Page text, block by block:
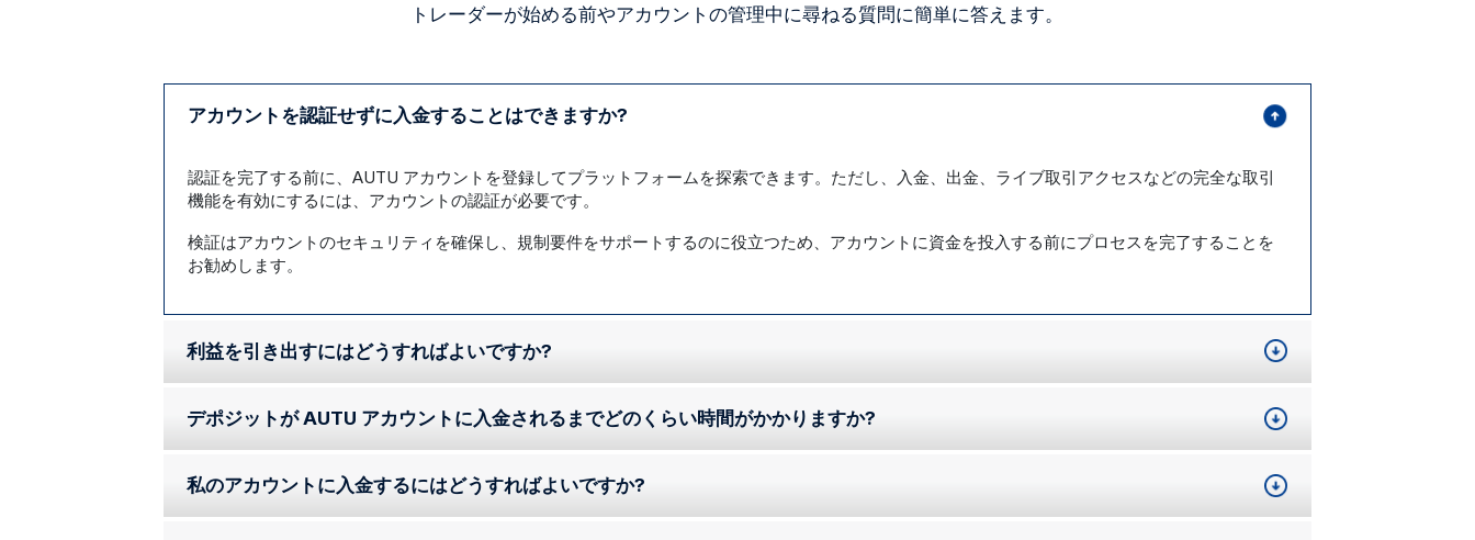
トレーダーが始める前やアカウントの管理中に尋ねる質問に簡単に答えます。
アカウントを認証せずに入金することはできますか?
認証を完了する前に、AUTU アカウントを登録してプラットフォームを探索できます。ただし、入金、出金、ライブ取引アクセスなどの完全な取引
機能を有効にするには、アカウントの認証が必要です。
検証はアカウントのセキュリティを確保し、規制要件をサポートするのに役立つため、アカウントに資金を投入する前にプロセスを完了することを
お勧めします。
利益を引き出すにはどうすればよいですか?
デポジットが AUTU アカウントに入金されるまでどのくらい時間がかかりますか?
私のアカウントに入金するにはどうすればよいですか?